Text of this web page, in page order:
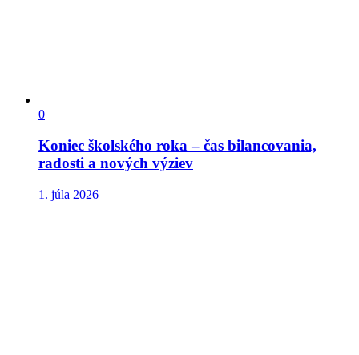
0
Koniec školského roka – čas bilancovania,
radosti a nových výziev
1. júla 2026